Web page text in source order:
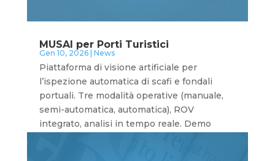
MUSAI per Porti Turistici
Gen 10, 2026| News
Piattaforma di visione artificiale per
l’ispezione automatica di scafi e fondali
portuali. Tre modalità operative (manuale,
semi-automatica, automatica), ROV
integrato, analisi in tempo reale. Demo